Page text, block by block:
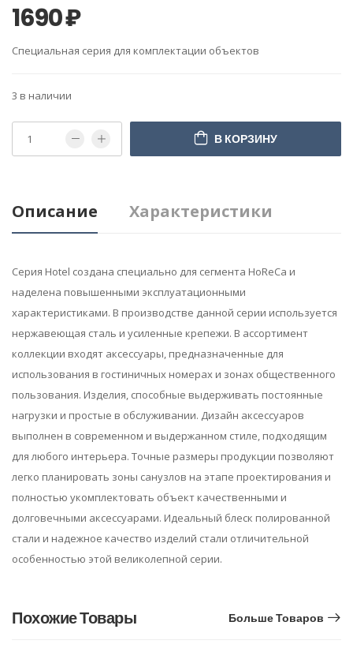
1690₽
Специальная серия для комплектации объектов
3 в наличии
В КОРЗИНУ
Описание Характеристики
Серия Hotel создана специально для сегмента HoReCa и
наделена повышенными эксплуатационными
характеристиками. В производстве данной серии используется
нержавеющая сталь и усиленные крепежи. В ассортимент
коллекции входят аксессуары, предназначенные для
использования в гостиничных номерах и зонах общественного
пользования. Изделия, способные выдерживать постоянные
нагрузки и простые в обслуживании. Дизайн аксессуаров
выполнен в современном и выдержанном стиле, подходящим
для любого интерьера. Точные размеры продукции позволяют
легко планировать зоны санузлов на этапе проектирования и
полностью укомплектовать объект качественными и
долговечными аксессуарами. Идеальный блеск полированной
стали и надежное качество изделий стали отличительной
особенностью этой великолепной серии.
Похожие Товары Больше Товаров